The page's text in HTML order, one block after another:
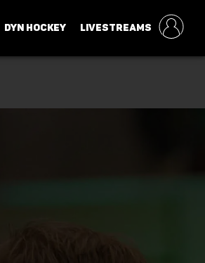
DYN HOCKEY LIVESTREAMS